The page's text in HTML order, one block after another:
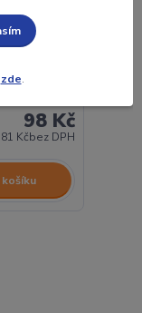
98 Kč
81 Kčbez DPH
zde.